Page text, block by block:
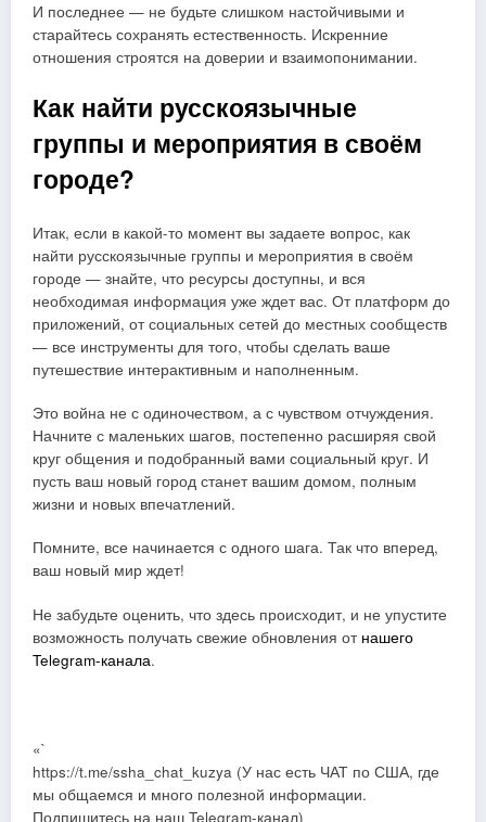
И последнее — не будьте слишком настойчивыми и
старайтесь сохранять естественность. Искренние
отношения строятся на доверии и взаимопонимании.
Как найти русскоязычные
группы и мероприятия в своём
городе?
Итак, если в какой-то момент вы задаете вопрос, как
найти русскоязычные группы и мероприятия в своём
городе — знайте, что ресурсы доступны, и вся
необходимая информация уже ждет вас. От платформ до
приложений, от социальных сетей до местных сообществ
— все инструменты для того, чтобы сделать ваше
путешествие интерактивным и наполненным.
Это война не с одиночеством, а с чувством отчуждения.
Начните с маленьких шагов, постепенно расширяя свой
круг общения и подобранный вами социальный круг. И
пусть ваш новый город станет вашим домом, полным
жизни и новых впечатлений.
Помните, все начинается с одного шага. Так что вперед,
ваш новый мир ждет!
Не забудьте оценить, что здесь происходит, и не упустите
возможность получать свежие обновления от нашего
Telegram-канала.
«`
https://t.me/ssha_chat_kuzya (У нас есть ЧАТ по США, где
мы общаемся и много полезной информации.
Подпишитесь на наш Telegram-канал)